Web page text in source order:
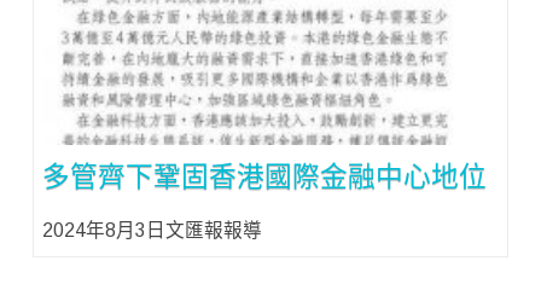
多管齊下鞏固香港國際金融中心地位
2024年8月3日文匯報報導